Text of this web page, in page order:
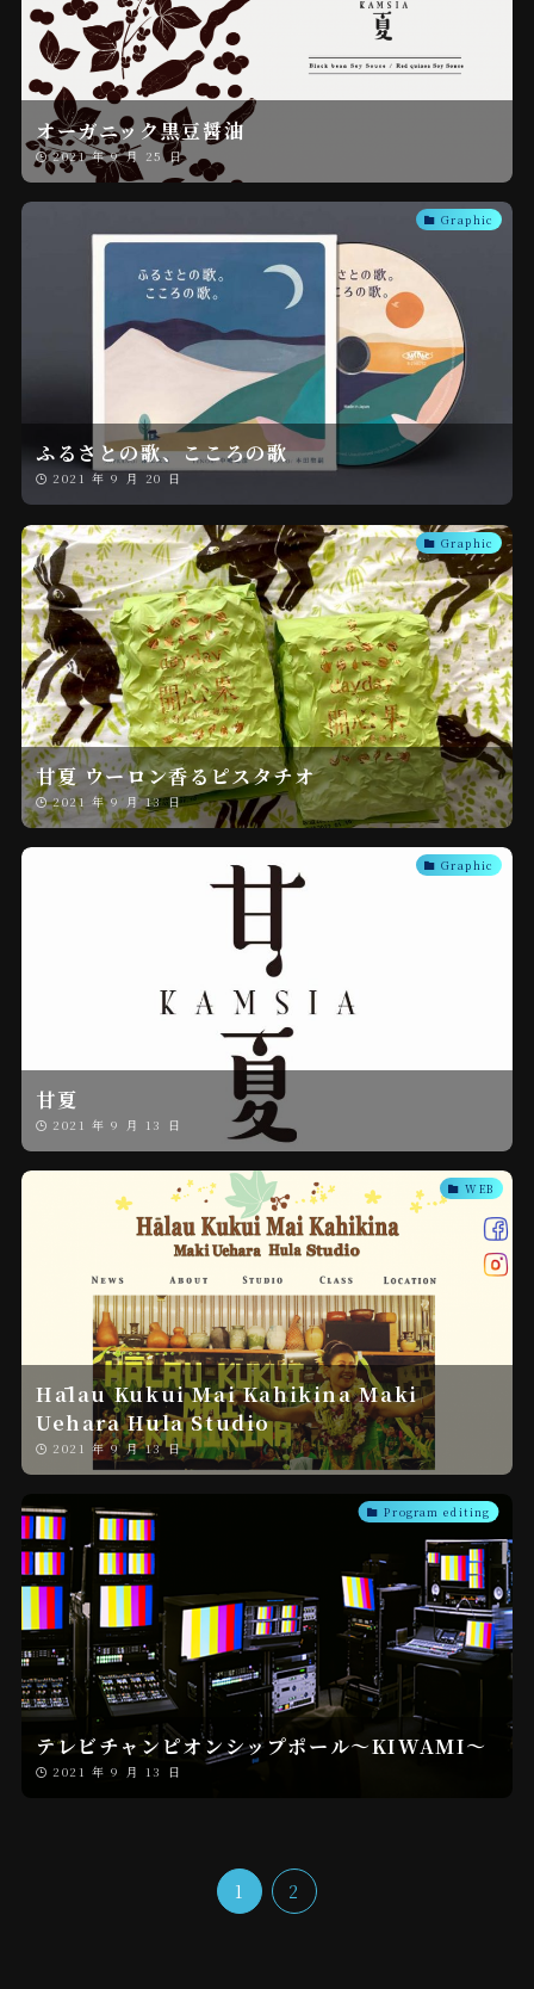
オーガニック黒豆醤油
2021 年 9 月 25 日
Graphic
ふるさとの歌、こころの歌
2021 年 9 月 20 日
Graphic
甘夏 ウーロン香るピスタチオ
2021 年 9 月 13 日
Graphic
甘夏
2021 年 9 月 13 日
WEB
Hālau Kukui Mai Kahikina Maki
Uehara Hula Studio
2021 年 9 月 13 日
Program editing
テレビチャンピオンシップポール〜KIWAMI〜
2021 年 9 月 13 日
1 2